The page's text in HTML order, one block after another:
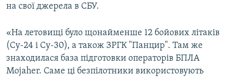
на свої джерела в СБУ.
«На летовищі було щонайменше 12 бойових літаків
(Су-24 і Су-30), а також ЗРГК "Панцир". Там же
знаходилася база підготовки операторів БПЛА
Mojaher. Саме ці безпілотники використовують